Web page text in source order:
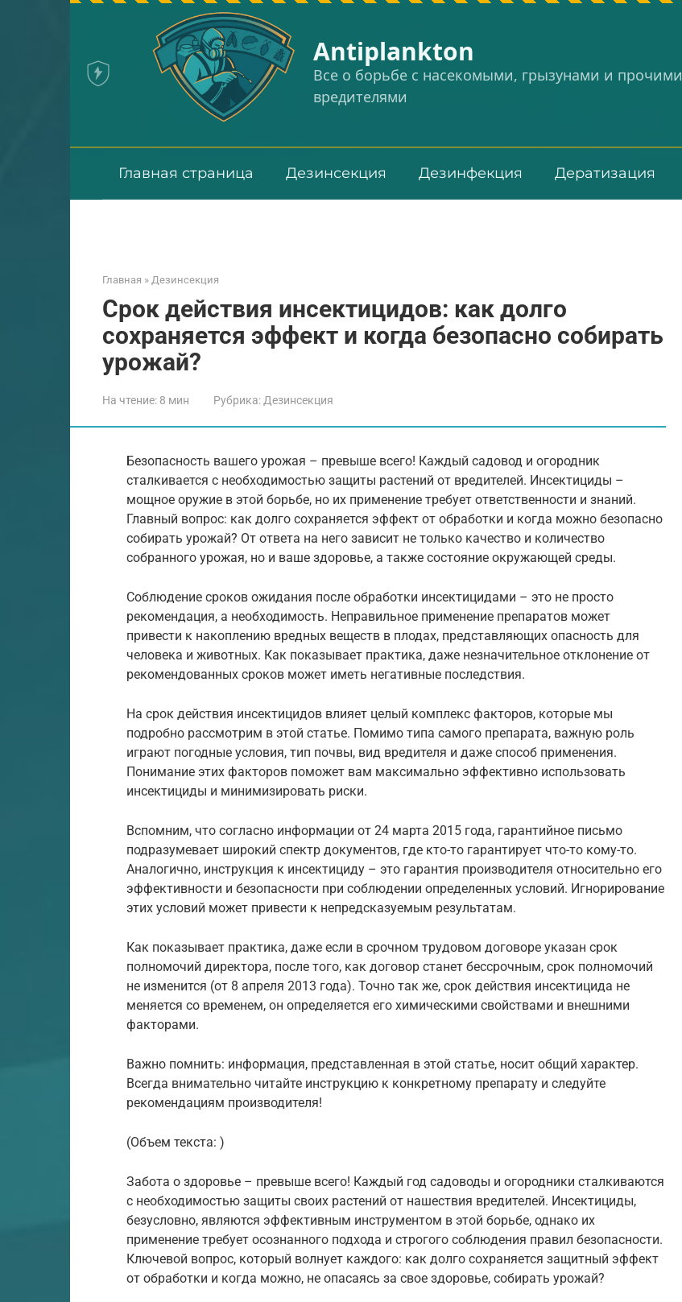
Аntiplankton
Все о борьбе с насекомыми, грызунами и прочими
вредителями
Главная страница Дезинсекция Дезинфекция Дератизация
Главная » Дезинсекция
Срок действия инсектицидов: как долго
сохраняется эффект и когда безопасно собирать
урожай?
На чтение: 8 мин Рубрика: Дезинсекция
Безопасность вашего урожая – превыше всего! Каждый садовод и огородник
сталкивается с необходимостью защиты растений от вредителей. Инсектициды –
мощное оружие в этой борьбе, но их применение требует ответственности и знаний.
Главный вопрос: как долго сохраняется эффект от обработки и когда можно безопасно
собирать урожай? От ответа на него зависит не только качество и количество
собранного урожая, но и ваше здоровье, а также состояние окружающей среды.
Соблюдение сроков ожидания после обработки инсектицидами – это не просто
рекомендация, а необходимость. Неправильное применение препаратов может
привести к накоплению вредных веществ в плодах, представляющих опасность для
человека и животных. Как показывает практика, даже незначительное отклонение от
рекомендованных сроков может иметь негативные последствия.
На срок действия инсектицидов влияет целый комплекс факторов, которые мы
подробно рассмотрим в этой статье. Помимо типа самого препарата, важную роль
играют погодные условия, тип почвы, вид вредителя и даже способ применения.
Понимание этих факторов поможет вам максимально эффективно использовать
инсектициды и минимизировать риски.
Вспомним, что согласно информации от 24 марта 2015 года, гарантийное письмо
подразумевает широкий спектр документов, где кто-то гарантирует что-то кому-то.
Аналогично, инструкция к инсектициду – это гарантия производителя относительно его
эффективности и безопасности при соблюдении определенных условий. Игнорирование
этих условий может привести к непредсказуемым результатам.
Как показывает практика, даже если в срочном трудовом договоре указан срок
полномочий директора, после того, как договор станет бессрочным, срок полномочий
не изменится (от 8 апреля 2013 года). Точно так же, срок действия инсектицида не
меняется со временем, он определяется его химическими свойствами и внешними
факторами.
Важно помнить: информация, представленная в этой статье, носит общий характер.
Всегда внимательно читайте инструкцию к конкретному препарату и следуйте
рекомендациям производителя!
(Объем текста: )
Забота о здоровье – превыше всего! Каждый год садоводы и огородники сталкиваются
с необходимостью защиты своих растений от нашествия вредителей. Инсектициды,
безусловно, являются эффективным инструментом в этой борьбе, однако их
применение требует осознанного подхода и строгого соблюдения правил безопасности.
Ключевой вопрос, который волнует каждого: как долго сохраняется защитный эффект
от обработки и когда можно, не опасаясь за свое здоровье, собирать урожай?